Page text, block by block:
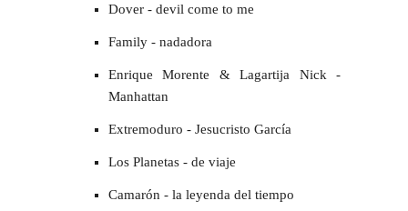
Dover - devil come to me
Family - nadadora
Enrique Morente & Lagartija Nick -
Manhattan
Extremoduro - Jesucristo García
Los Planetas - de viaje
Camarón - la leyenda del tiempo